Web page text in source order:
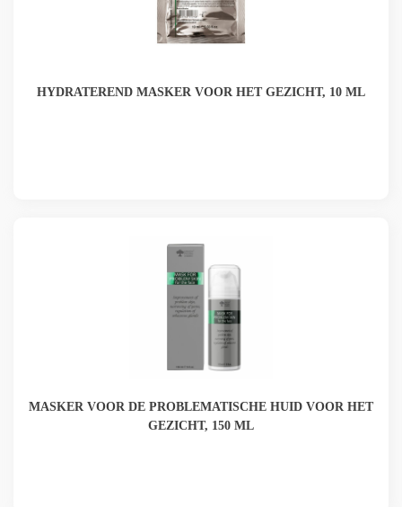
HYDRATEREND MASKER VOOR HET GEZICHT, 10 ML
MASKER VOOR DE PROBLEMATISCHE HUID VOOR HET
GEZICHT, 150 ML